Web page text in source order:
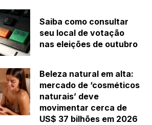
Saiba como consultar
seu local de votação
nas eleições de outubro
Beleza natural em alta:
mercado de ‘cosméticos
naturais’ deve
movimentar cerca de
US$ 37 bilhões em 2026